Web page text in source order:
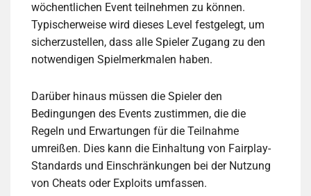
wöchentlichen Event teilnehmen zu können.
Typischerweise wird dieses Level festgelegt, um
sicherzustellen, dass alle Spieler Zugang zu den
notwendigen Spielmerkmalen haben.
Darüber hinaus müssen die Spieler den
Bedingungen des Events zustimmen, die die
Regeln und Erwartungen für die Teilnahme
umreißen. Dies kann die Einhaltung von Fairplay-
Standards und Einschränkungen bei der Nutzung
von Cheats oder Exploits umfassen.